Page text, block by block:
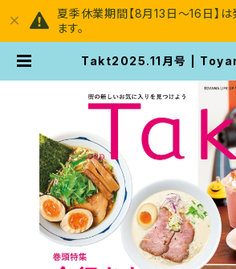
夏季休業期間【8月13日～16日】
ます。
Takt2025.11月号 |